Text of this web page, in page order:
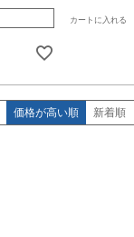
カートに入れる
価格が高い順 新着順